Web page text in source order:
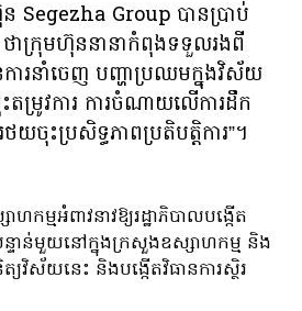
Segezha Group បានប្រាប់
ាក្រុមហ៊ុននានាកំពុងទទួលរងពី
ការនាំចេញ បញ្ហាប្រឈមក្នុងវិស័យ
រូវការ ការចំណាយលើការដឹក
យចុះប្រសិទ្ធភាពប្រតិបត្តិការ”។
ម្មអំពាវនាវឱ្យរដ្ឋាភិបាលបង្កើត
ទាន់មួយនៅក្នុងក្រសួងឧស្សាហកម្ម និង
យវិស័យនេះ និងបង្កើតវិធានការស្ថិរ